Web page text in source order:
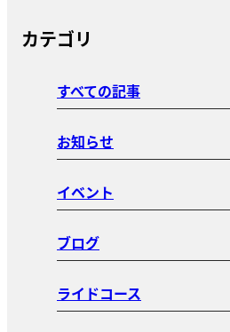
カテゴリ
すべての記事
お知らせ
イベント
ブログ
ライドコース